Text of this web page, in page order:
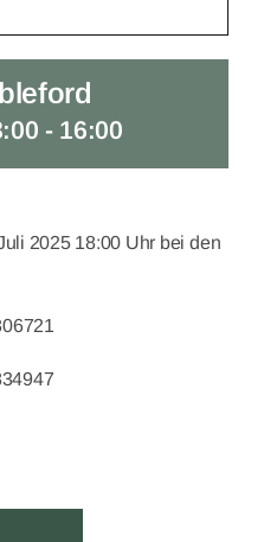
- 16:00
2025 18:00 Uhr bei den